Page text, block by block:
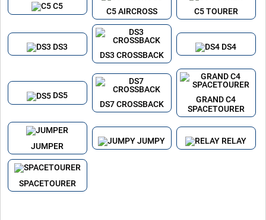
C5
C5 AIRCROSS C5 TOURER
DS3
DS3 CROSSBACK
DS4
DS5
DS7 CROSSBACK
GRAND C4
SPACETOURER
JUMPER
JUMPY RELAY
SPACETOURER